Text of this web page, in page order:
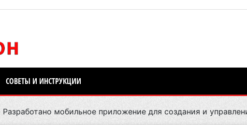
СОВЕТЫ И ИНСТРУКЦИИ
мобильное приложение для создания и